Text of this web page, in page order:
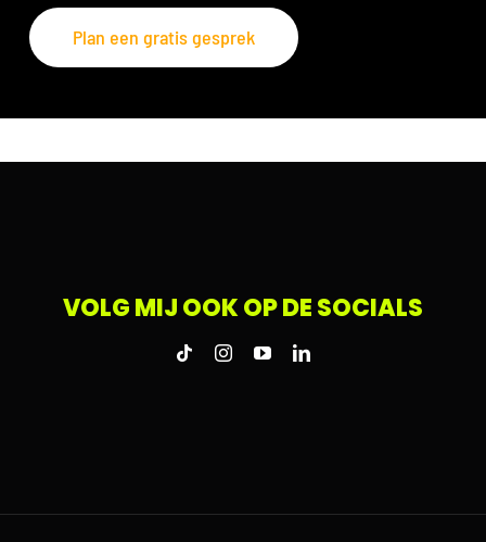
Plan een gratis gesprek
VOLG MIJ OOK OP DE SOCIALS